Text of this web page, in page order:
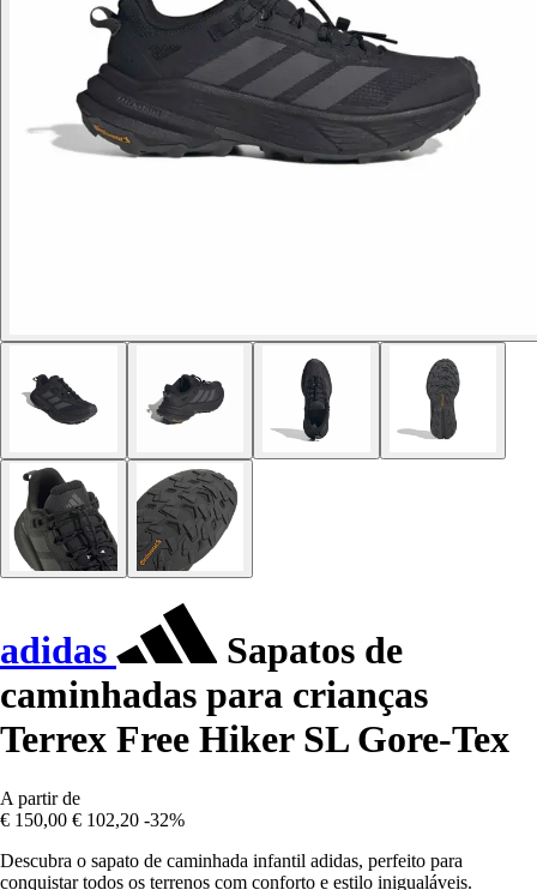
adidas
Sapatos de
caminhadas para crianças
Terrex Free Hiker SL Gore-Tex
A partir de
€ 150,00 € 102,20 -32%
Descubra o sapato de caminhada infantil adidas, perfeito para
conquistar todos os terrenos com conforto e estilo inigualáveis.